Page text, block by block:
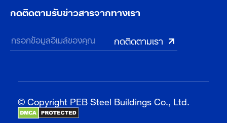
กดติดตามรับข่าวสารจากทางเรา
© Copyright PEB Steel Buildings Co., Ltd.